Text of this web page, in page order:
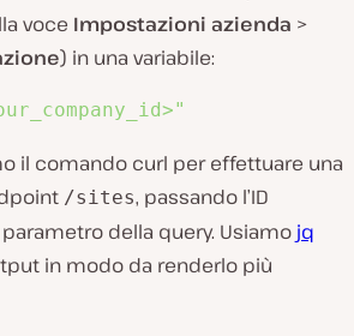
voce Impostazioni azienda >
) in una variabile:
il comando curl per effettuare una
/sites, passando l’ID
della query. Usiamo jq
in modo da renderlo più